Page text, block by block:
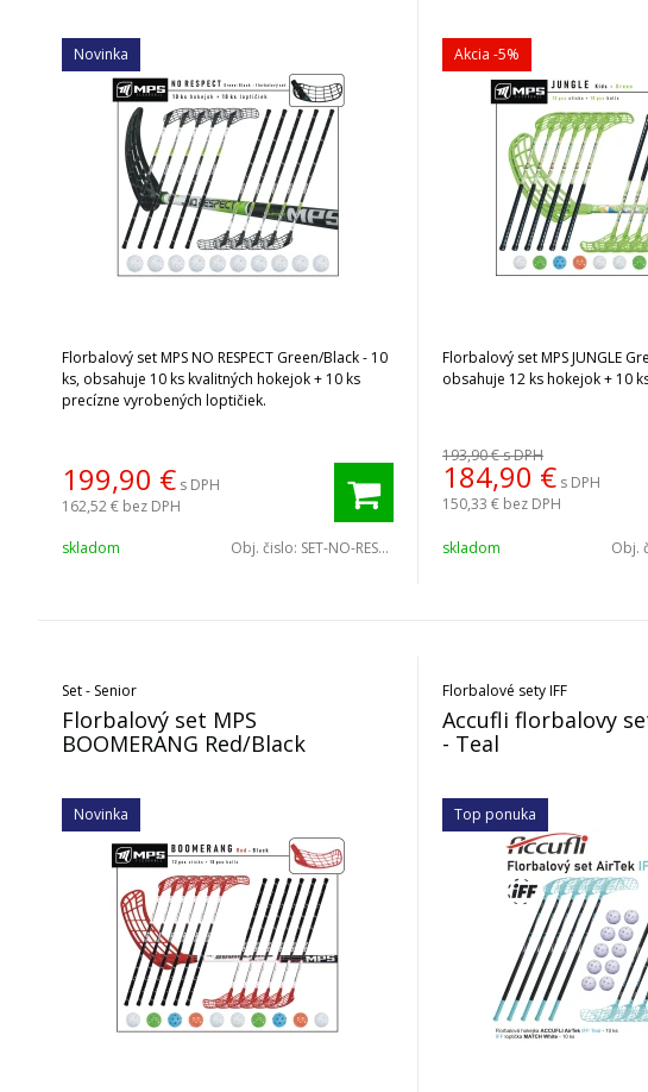
Novinka
Florbalový set MPS NO RESPECT Green/Black - 10
ks, obsahuje 10 ks kvalitných hokejok + 10 ks
precízne vyrobených loptičiek.
199,90 € s DPH
162,52 € bez DPH
skladom Obj. čislo: SET-NO-RES-GB-10
Akcia -5%
Florbalový set MPS JUNGLE
obsahuje 12 ks hokejok + 10
193,90 €s DPH
184,90 € s DPH
150,33 € bez DPH
skladom Obj.
Set - Senior
Florbalový set MPS
BOOMERANG Red/Black
Novinka
Florbalové sety IFF
Accufli florbalovy
- Teal
Top ponuka